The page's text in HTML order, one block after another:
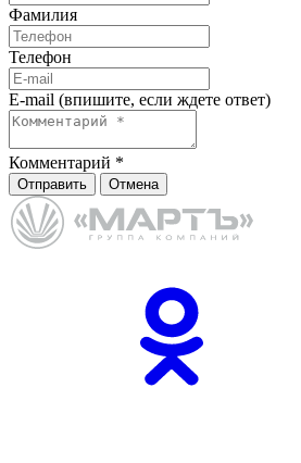
Фамилия
Телефон
E-mail (впишите, если ждете ответ)
Комментарий *
Отправить Отмена